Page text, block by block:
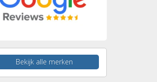
Bekijk alle merken